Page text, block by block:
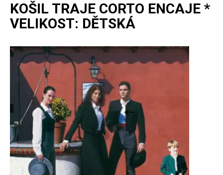
KOŠIL TRAJE CORTO ENCAJE *
VELIKOST: DĚTSKÁ